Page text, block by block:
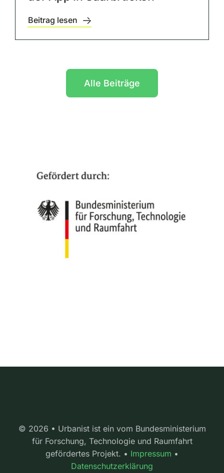
Beitrag lesen
Alle Beiträge
© 2026 • Urbanist ist ein vom Bundesministerium
für Forschung, Technologie und Raumfahrt
gefördertes Projekt. • Impressum •
Datenschutzerklärung